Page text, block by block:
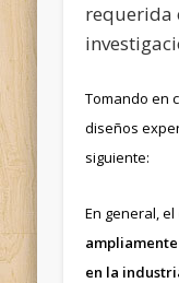
requerida
Tomando en
diseños
siguiente:
En general, el
en la